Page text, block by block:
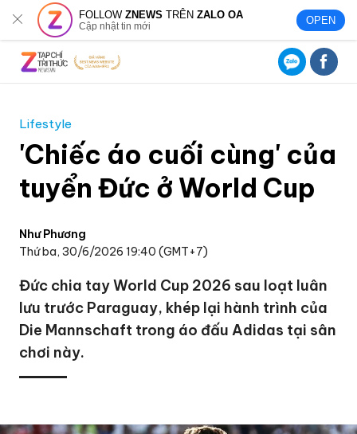
FOLLOWZNEWS TRÊNZALO OA
Cập nhật tin mới OPEN
Lifestyle
'Chiếc áo cuối cùng' của
tuyển Đức ở World Cup
Như Phương
Thứ ba, 30/6/2026 19:40 (GMT+7)
Đức chia tay World Cup 2026 sau loạt luân
lưu trước Paraguay, khép lại hành trình của
Die Mannschaft trong áo đấu Adidas tại sân
chơi này.